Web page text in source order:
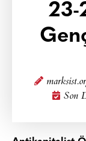
23-
Son